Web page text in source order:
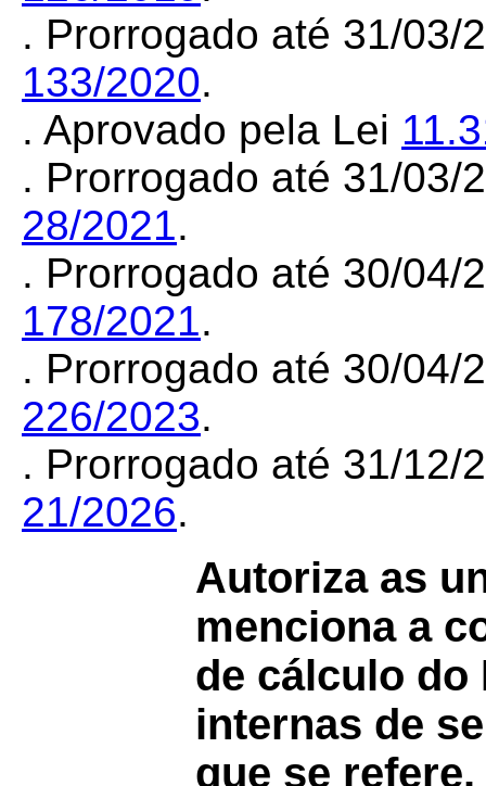
. Prorrogado até 31/03/
133/2020.
. Aprovado pela Lei
. Prorrogado até 31/03/
28/2021.
. Prorrogado até 30/04/
178/2021.
. Prorrogado até 30/04/
226/2023.
. Prorrogado até 31/12/
21/2026.
Autoriza as
menciona a
de cálculo do
internas de
que se refere.